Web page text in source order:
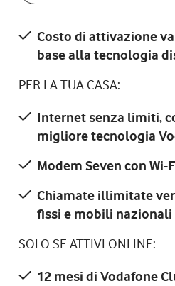
Costo di attivazione
base alla tecnologia
PER LA TUA CASA:
Internet senza limiti,
migliore tecnologia
Modem Seven con Wi-
Chiamate illimitate
fissi e mobili nazionali
SOLO SE ATTIVI ONLINE:
12 mesi di Vodafone